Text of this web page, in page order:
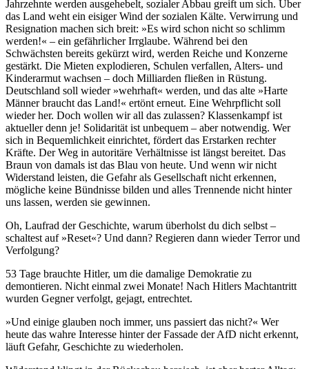
Jahrzehnte werden ausgehebelt, sozialer Abbau greift um sich. Über
das Land weht ein eisiger Wind der sozialen Kälte. Verwirrung und
Resignation machen sich breit: »Es wird schon nicht so schlimm
werden!« – ein gefährlicher Irrglaube. Während bei den
Schwächsten bereits gekürzt wird, werden Reiche und Konzerne
gestärkt. Die Mieten explodieren, Schulen verfallen, Alters- und
Kinderarmut wachsen – doch Milliarden fließen in Rüstung.
Deutschland soll wieder »wehrhaft« werden, und das alte »Harte
Männer braucht das Land!« ertönt erneut. Eine Wehrpflicht soll
wieder her. Doch wollen wir all das zulassen? Klassenkampf ist
aktueller denn je! Solidarität ist unbequem – aber notwendig. Wer
sich in Bequemlichkeit einrichtet, fördert das Erstarken rechter
Kräfte. Der Weg in autoritäre Verhältnisse ist längst bereitet. Das
Braun von damals ist das Blau von heute. Und wenn wir nicht
Widerstand leisten, die Gefahr als Gesellschaft nicht erkennen,
mögliche keine Bündnisse bilden und alles Trennende nicht hinter
uns lassen, werden sie gewinnen.
Oh, Laufrad der Geschichte, warum überholst du dich selbst –
schaltest auf »Reset«? Und dann? Regieren dann wieder Terror und
Verfolgung?
53 Tage brauchte Hitler, um die damalige Demokratie zu
demontieren. Nicht einmal zwei Monate! Nach Hitlers Machtantritt
wurden Gegner verfolgt, gejagt, entrechtet.
»Und einige glauben noch immer, uns passiert das nicht?« Wer
heute das wahre Interesse hinter der Fassade der AfD nicht erkennt,
läuft Gefahr, Geschichte zu wiederholen.